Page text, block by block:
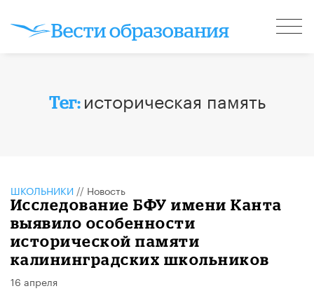
Тег: историческая память
ШКОЛЬНИКИ // Новость
Исследование БФУ имени Канта
выявило особенности
исторической памяти
калининградских школьников
16 апреля